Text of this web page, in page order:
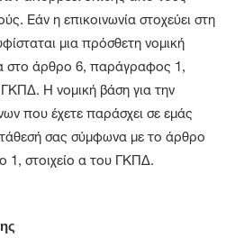
Εάν η επικοινωνία στοχεύει στη
μια πρόσθετη νομική
στο άρθρο 6, παράγραφος 1,
Η νομική βάση για την
που έχετε παράσχει σε εμάς
σας σύμφωνα με το άρθρο
στοιχείο α του ΓΚΠΔ.